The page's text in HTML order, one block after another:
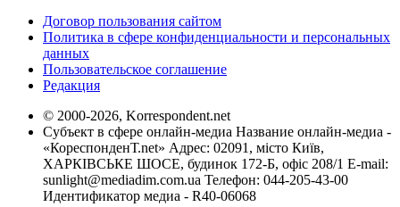
Договор пользования сайтом
Политика в сфере конфиденциальности и персональных
данных
Пользовательское соглашение
Редакция
© 2000-2026, Korrespondent.net
Субъект в сфере онлайн-медиа Название онлайн-медиа -
«КореспонденТ.net» Адрес: 02091, місто Київ,
ХАРКІВСЬКЕ ШОСЕ, будинок 172-Б, офіс 208/1 E-mail:
sunlight@mediadim.com.ua Телефон: 044-205-43-00
Идентификатор медиа - R40-06068